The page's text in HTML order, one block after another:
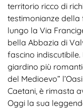
territorio ricco di
testimonianze della
lungo la Via
bella Abbazia di
fascino
giardino più
del Medioevo”
Caetani, è rimasta
Oggi la sua